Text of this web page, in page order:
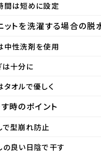
間は短めに設定
ットを洗濯する場合の脱
中性洗剤を使用
は十分に
タオルで優しく
時のポイント
で型崩れ防止
の良い日陰で干す